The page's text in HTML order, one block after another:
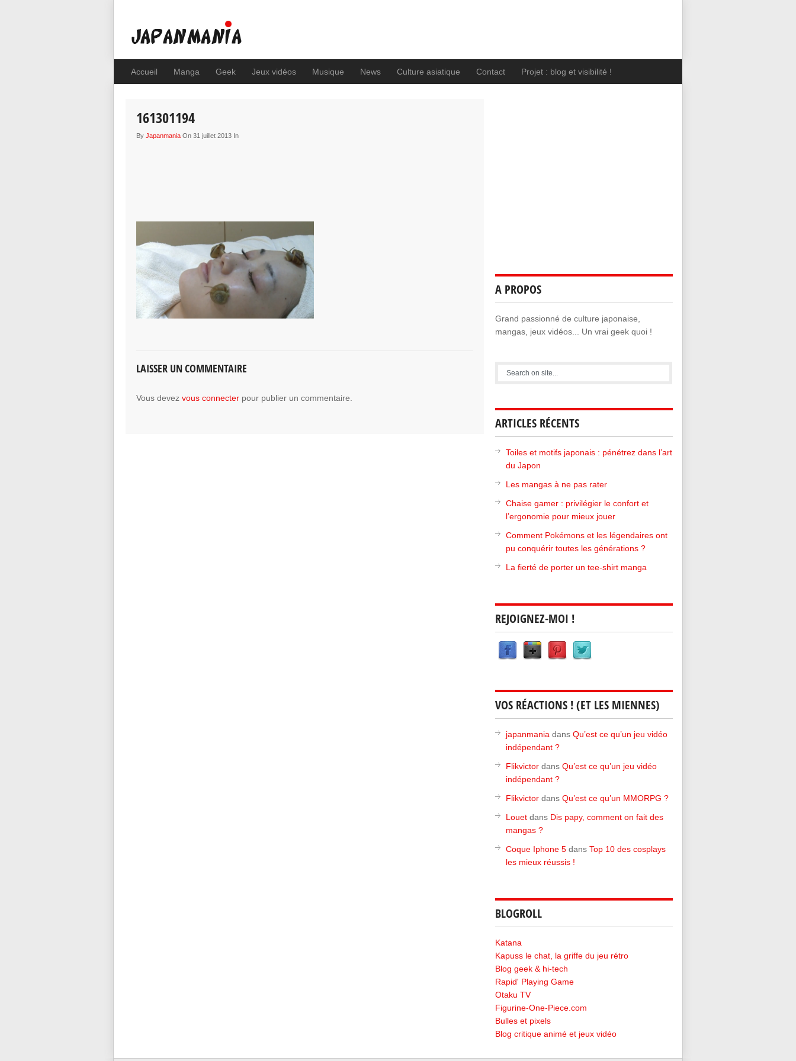
Accueil Manga Geek Jeux vidéos Musique News Culture asiatique Contact Projet : blog et visibilité !
161301194
ByJapanmania On 31 juillet 2013 In
LAISSER UN COMMENTAIRE
Vous devezvous connecter pour publier un commentaire.
A PROPOS
Grand passionné de culture japonaise,
mangas, jeux vidéos... Un vrai geek quoi !
ARTICLES RÉCENTS
Toiles et motifs japonais : pénétrez dans l’art
du Japon
Les mangas à ne pas rater
Chaise gamer : privilégier le confort et
l’ergonomie pour mieux jouer
Comment Pokémons et les légendaires ont
pu conquérir toutes les générations ?
La fierté de porter un tee-shirt manga
REJOIGNEZ-MOI !
VOS RÉACTIONS ! (ET LES MIENNES)
japanmania dans Qu’est ce qu’un jeu vidéo
indépendant ?
Flikvictor dans Qu’est ce qu’un jeu vidéo
indépendant ?
Flikvictor dans Qu’est ce qu’un MMORPG ?
Louet dans Dis papy, comment on fait des
mangas ?
Coque Iphone 5 dans Top 10 des cosplays
les mieux réussis !
BLOGROLL
Katana
Kapuss le chat, la griffe du jeu rétro
Blog geek & hi-tech
Rapid' Playing Game
Otaku TV
Figurine-One-Piece.com
Bulles et pixels
Blog critique animé et jeux vidéo